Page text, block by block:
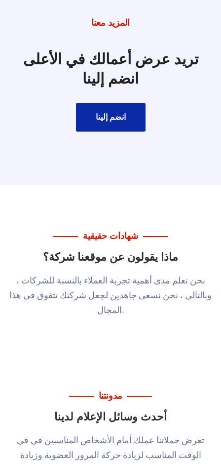
المزيد معنا
تريد عرض أعمالكفي الأعلى
انضم إلينا
انضم إلينا
شهادات حقيقية
ماذا يقولون عن موقعنا شركة؟
نحن نعلم مدى أهمية تجربة العملاء بالنسبة للشركات ،
وبالتالي ، نحن نسعى جاهدين لجعل شركتك تتفوق في هذا
المجال.
مدونتنا
أحدث وسائل الإعلام لدينا
تعرض حملاتنا عملك أمام الأشخاص المناسبين في في
الوقت المناسب لزيادة حركة المرور العضوية وزيادة